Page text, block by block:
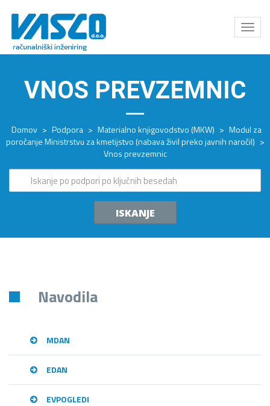
Odpri
meni
VNOS PREVZEMNIC
Domov > Podpora > Materialno knjigovodstvo (MKW) > Modul za
poročanje Ministrstvu za kmetijstvo (nabava živil preko javnih naročil) >
Vnos prevzemnic
ISKANJE
Navodila
MDAN
EDAN
EVPOGLEDI